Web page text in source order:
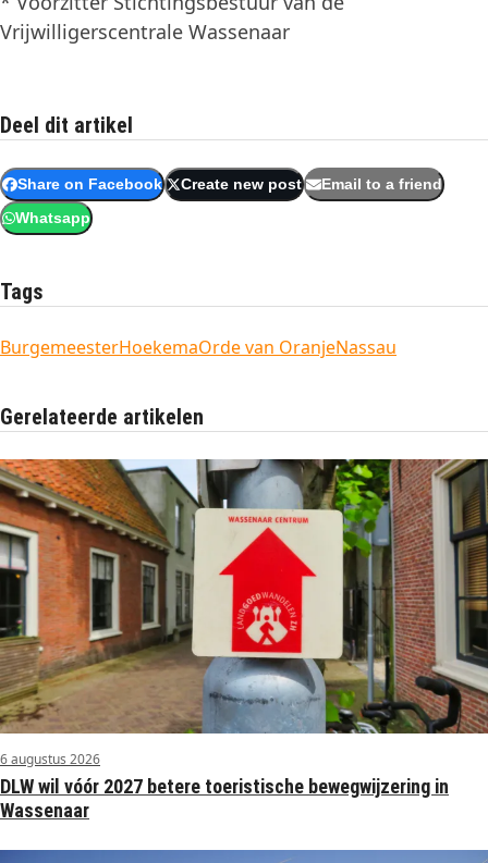
Vrijwilligerscentrale Wassenaar
Deel dit artikel
Share on Facebook Create new post Email to a friend
Whatsapp
Tags
BurgemeesterHoekemaOrde van OranjeNassau
Gerelateerde artikelen
6 augustus 2026
DLW wil vóór 2027 betere toeristische bewegwijzering in
Wassenaar